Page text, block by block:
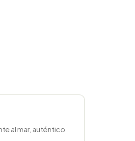
al mar, auténtico